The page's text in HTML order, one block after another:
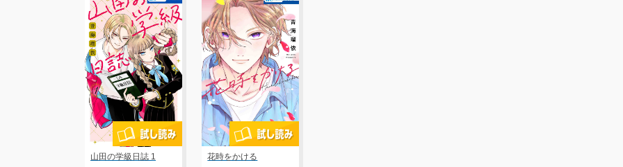
山田の学級日誌 1 花時をかける